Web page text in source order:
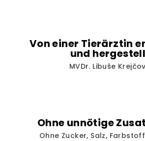
Von einer Tierärztin
und
MVDr. Libuše
Ohne unnötige
Ohne Zucker, Salz,